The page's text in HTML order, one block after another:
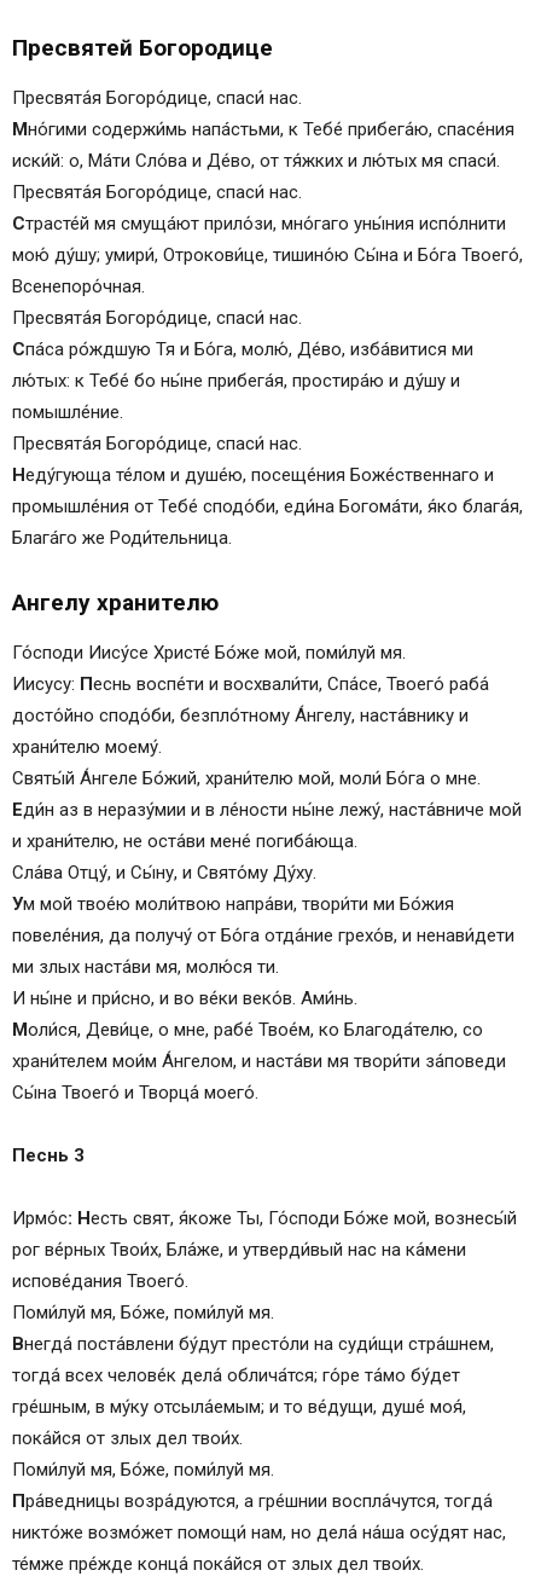
Пресвятей Богородице
Пресвята́я Богоро́дице, спаси́ нас.
Мно́гими содержи́мь напáстьми, к Тебе́ прибега́ю, спасе́ния
иски́й: о, Мáти Сло́ва и Де́во, от тя́жких и лю́тых мя спаси́.
Пресвята́я Богоро́дице, спаси́ нас.
Страсте́й мя смущáют прило́зи, мно́гаго уны́ния испо́лнити
мою́ ду́шу; умири́, Отрокови́це, тишино́ю Сы́на и Бо́га Твоего́,
Всенепоро́чная.
Пресвята́я Богоро́дице, спаси́ нас.
Спáса ро́ждшую Тя и Бо́га, молю́, Де́во, избáвитися ми
лю́тых: к Тебе́ бо ны́не прибегáя, простирáю и ду́шу и
помышле́ние.
Пресвята́я Богоро́дице, спаси́ нас.
Неду́гующа те́лом и душе́ю, посеще́ния Боже́ственнаго и
промышле́ния от Тебе́ сподо́би, еди́на Богомáти, я́ко блага́я,
Благáго же Роди́тельница.
Ангелу хранителю
Го́споди Иису́се Христе́ Бо́же мой, поми́луй мя.
Иисусу: Песнь воспе́ти и восхвали́ти, Спа́се, Твоего́ раба́
досто́йно сподо́би, безпло́тному Áнгелу, наста́внику и
храни́телю моему́.
Святы́й Áнгеле Бо́жий, храни́телю мой, моли́ Бо́га о мне.
Еди́н аз в неразу́мии и в ле́ности ны́не лежу́, наста́вниче мой
и храни́телю, не оста́ви мене́ погиба́юща.
Сла́ва Отцу́, и Сы́ну, и Свято́му Ду́ху.
Ум мой твое́ю моли́твою напра́ви, твори́ти ми Бо́жия
повеле́ния, да получу́ от Бо́га отда́ние грехо́в, и ненави́дети
ми злых наста́ви мя, молю́ся ти.
И ны́не и при́сно, и во ве́ки веко́в. Ами́нь.
Моли́ся, Деви́це, о мне, рабе́ Твое́м, ко Благода́телю, со
храни́телем мои́м Áнгелом, и наста́ви мя твори́ти за́поведи
Сы́на Твоего́ и Творца́ моего́.
Песнь 3
Ирмо́с: Несть свят, я́коже Ты, Го́споди Бо́же мой, вознесы́й
рог ве́рных Твои́х, Бла́же, и утверди́вый нас на ка́мени
испове́дания Твоего́.
Поми́луй мя, Бо́же, поми́луй мя.
Внегда́ поста́влени бу́дут престо́ли на суди́щи стра́шнем,
тогда́ всех челове́к дела́ облича́тся; го́ре та́мо бу́дет
гре́шным, в му́ку отсыла́емым; и то ве́дущи, душе́ моя́,
пока́йся от злых дел твои́х.
Поми́луй мя, Бо́же, поми́луй мя.
Пра́ведницы возра́дуются, а гре́шнии воспла́чутся, тогда́
никто́же возмо́жет помощи́ нам, но дела́ на́ша осу́дят нас,
те́мже пре́жде конца́ пока́йся от злых дел твои́х.